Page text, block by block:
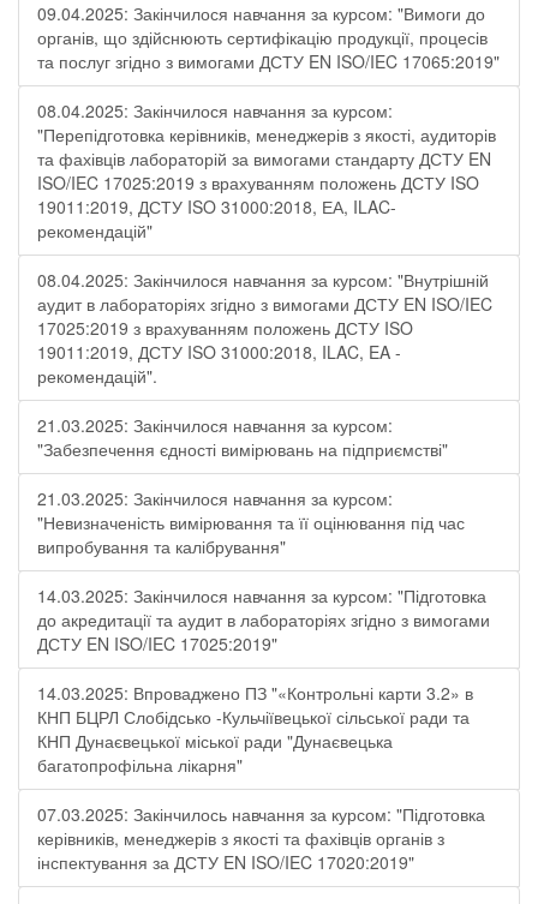
09.04.2025: Закінчилося навчання за курсом: "Вимоги до
органів, що здійснюють сертифікацію продукції, процесів
та послуг згідно з вимогами ДСТУ EN ISO/IEC 17065:2019"
08.04.2025: Закінчилося навчання за курсом:
"Перепідготовка керівників, менеджерів з якості, аудиторів
та фахівців лабораторій за вимогами стандарту ДСТУ EN
ISO/IEC 17025:2019 з врахуванням положень ДСТУ ISO
19011:2019, ДСТУ ISO 31000:2018, ЕА, ILAC-
рекомендацій"
08.04.2025: Закінчилося навчання за курсом: "Внутрішній
аудит в лабораторіях згідно з вимогами ДСТУ EN ISO/IEC
17025:2019 з врахуванням положень ДСТУ ISO
19011:2019, ДСТУ ISO 31000:2018, ILAC, EA -
рекомендацій".
21.03.2025: Закінчилося навчання за курсом:
"Забезпечення єдності вимірювань на підприємстві"
21.03.2025: Закінчилося навчання за курсом:
"Невизначеність вимірювання та її оцінювання під час
випробування та калібрування"
14.03.2025: Закінчилося навчання за курсом: "Підготовка
до акредитації та аудит в лабораторіях згідно з вимогами
ДСТУ EN ISO/IEC 17025:2019"
14.03.2025: Впроваджено ПЗ "«Контрольні карти 3.2» в
КНП БЦРЛ Слобідсько -Кульчіївецької сільської ради та
КНП Дунаєвецької міської ради "Дунаєвецька
багатопрофільна лікарня"
07.03.2025: Закінчилось навчання за курсом: "Підготовка
керівників, менеджерів з якості та фахівців органів з
інспектування за ДСТУ EN ISO/IEC 17020:2019"